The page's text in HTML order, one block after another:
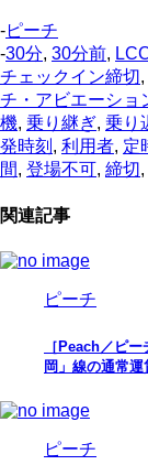
-ピーチ
-30分, 30分前,
チェックイン締切,
チ・アビエーショ
機, 乗り継ぎ, 乗り
発時刻 , 利用者, 定
間, 登場不可, 締切,
関連記事
ピーチ
［Peach／ピ
岡」線の通常運
ピーチ